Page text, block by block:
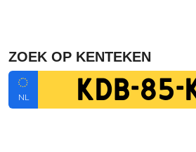
ZOEK OP KENTEKEN
NL